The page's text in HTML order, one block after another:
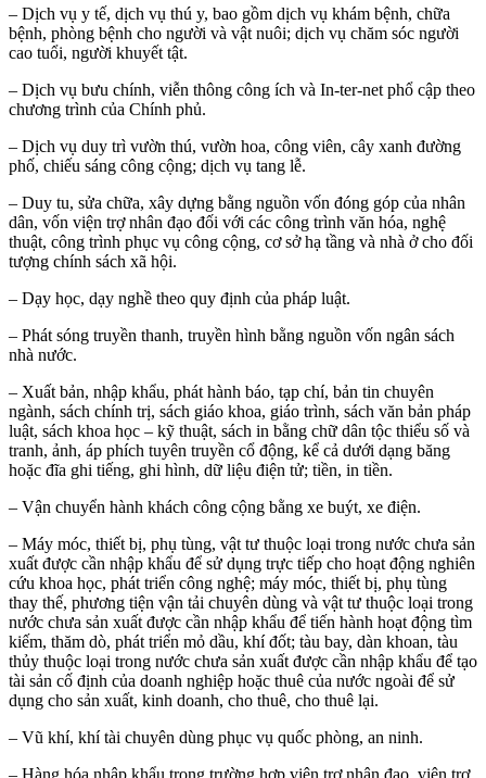
– Dịch vụ y tế, dịch vụ thú y, bao gồm dịch vụ khám bệnh, chữa
bệnh, phòng bệnh cho người và vật nuôi; dịch vụ chăm sóc người
cao tuổi, người khuyết tật.
– Dịch vụ bưu chính, viễn thông công ích và In-ter-net phổ cập theo
chương trình của Chính phủ.
– Dịch vụ duy trì vườn thú, vườn hoa, công viên, cây xanh đường
phố, chiếu sáng công cộng; dịch vụ tang lễ.
– Duy tu, sửa chữa, xây dựng bằng nguồn vốn đóng góp của nhân
dân, vốn viện trợ nhân đạo đối với các công trình văn hóa, nghệ
thuật, công trình phục vụ công cộng, cơ sở hạ tầng và nhà ở cho đối
tượng chính sách xã hội.
– Dạy học, dạy nghề theo quy định của pháp luật.
– Phát sóng truyền thanh, truyền hình bằng nguồn vốn ngân sách
nhà nước.
– Xuất bản, nhập khẩu, phát hành báo, tạp chí, bản tin chuyên
ngành, sách chính trị, sách giáo khoa, giáo trình, sách văn bản pháp
luật, sách khoa học – kỹ thuật, sách in bằng chữ dân tộc thiểu số và
tranh, ảnh, áp phích tuyên truyền cổ động, kể cả dưới dạng băng
hoặc đĩa ghi tiếng, ghi hình, dữ liệu điện tử; tiền, in tiền.
– Vận chuyển hành khách công cộng bằng xe buýt, xe điện.
– Máy móc, thiết bị, phụ tùng, vật tư thuộc loại trong nước chưa sản
xuất được cần nhập khẩu để sử dụng trực tiếp cho hoạt động nghiên
cứu khoa học, phát triển công nghệ; máy móc, thiết bị, phụ tùng
thay thế, phương tiện vận tải chuyên dùng và vật tư thuộc loại trong
nước chưa sản xuất được cần nhập khẩu để tiến hành hoạt động tìm
kiếm, thăm dò, phát triển mỏ dầu, khí đốt; tàu bay, dàn khoan, tàu
thủy thuộc loại trong nước chưa sản xuất được cần nhập khẩu để tạo
tài sản cố định của doanh nghiệp hoặc thuê của nước ngoài để sử
dụng cho sản xuất, kinh doanh, cho thuê, cho thuê lại.
– Vũ khí, khí tài chuyên dùng phục vụ quốc phòng, an ninh.